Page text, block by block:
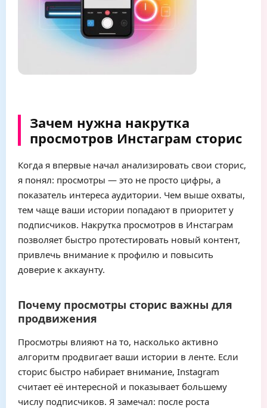
Зачем нужна накрутка
просмотров Инстаграм сторис
Когда я впервые начал анализировать свои сторис,
я понял: просмотры — это не просто цифры, а
показатель интереса аудитории. Чем выше охваты,
тем чаще ваши истории попадают в приоритет у
подписчиков. Накрутка просмотров в Инстаграм
позволяет быстро протестировать новый контент,
привлечь внимание к профилю и повысить
доверие к аккаунту.
Почему просмотры сторис важны для
продвижения
Просмотры влияют на то, насколько активно
алгоритм продвигает ваши истории в ленте. Если
сторис быстро набирает внимание, Instagram
считает её интересной и показывает большему
числу подписчиков. Я замечал: после роста